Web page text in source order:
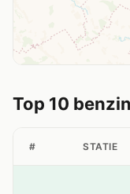
Top 10
# STATIE